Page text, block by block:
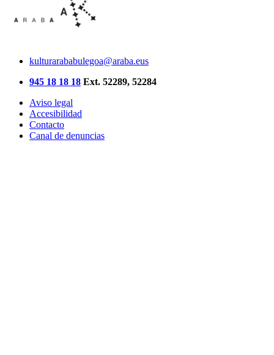
kulturarababulegoa@araba.eus
945 18 18 18 Ext. 52289, 52284
Aviso legal
Accesibilidad
Contacto
Canal de denuncias